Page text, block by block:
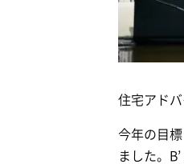
住宅アド
今年の目
ました。